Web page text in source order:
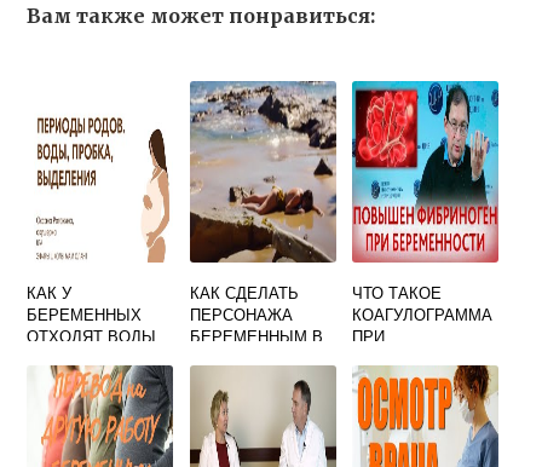
Вам также может понравиться:
КАК У
БЕРЕМЕННЫХ
ОТХОДЯТ ВОДЫ
КАК СДЕЛАТЬ
ПЕРСОНАЖА
БЕРЕМЕННЫМ В
ЧТО ТАКОЕ
КОАГУЛОГРАММА
ПРИ